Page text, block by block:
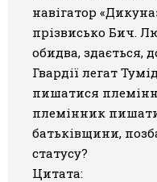
навігатор
прізвисько Бич.
обидва, здається,
Гвардії легат
пишатися
племінник
батьківщини,
статусу?
Цитата: